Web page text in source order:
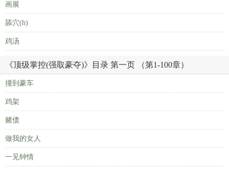
画展
舔穴(h)
鸡汤
《顶级掌控(强取豪夺)》目录 第一页 （第1-100章）
撞到豪车
鸡架
赌债
做我的女人
一见钟情